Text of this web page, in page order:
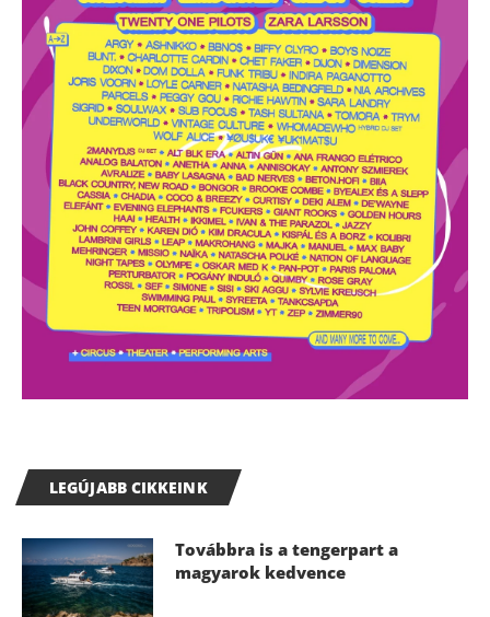
LEGÚJABB CIKKEINK
Továbbra is a tengerpart a
magyarok kedvence